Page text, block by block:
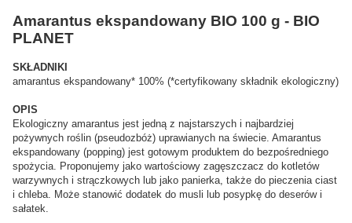
Amarantus ekspandowany BIO 100 g - BIO
PLANET
SKŁADNIKI
amarantus ekspandowany* 100% (*certyfikowany składnik ekologiczny)
OPIS
Ekologiczny amarantus jest jedną z najstarszych i najbardziej
pożywnych roślin (pseudozbóż) uprawianych na świecie. Amarantus
ekspandowany (popping) jest gotowym produktem do bezpośredniego
spożycia. Proponujemy jako wartościowy zagęszczacz do kotletów
warzywnych i strączkowych lub jako panierka, także do pieczenia ciast
i chleba. Może stanowić dodatek do musli lub posypkę do deserów i
sałatek.